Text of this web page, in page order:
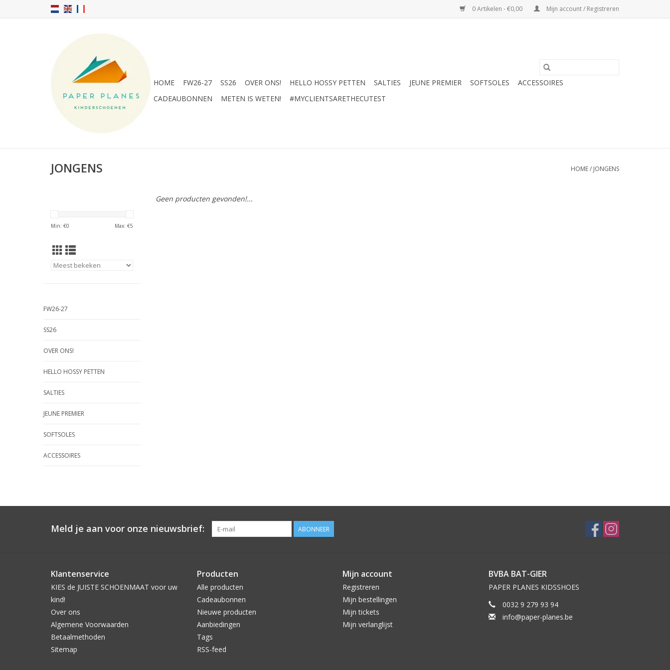
0 Artikelen - €0,00 Mijn account / Registreren
HOME FW26-27 SS26 OVER ONS! HELLO HOSSY PETTEN SALTIES JEUNE PREMIER SOFTSOLES
ACCESSOIRES
CADEAUBONNEN
METEN IS WETEN! #MYCLIENTSARETHECUTEST
JONGENS HOME/ JONGENS
Min: €0 Max: €5
FW26-27
SS26
OVER ONS!
HELLO HOSSY PETTEN
SALTIES
JEUNE PREMIER
SOFTSOLES
ACCESSOIRES
Geen producten gevonden!...
Meld je aan voor onze nieuwsbrief: ABONNEER
Klantenservice
KIES de JUISTE SCHOENMAAT voor uw
kind!
Over ons
Algemene Voorwaarden
Betaalmethoden
Sitemap
Producten
Alle producten
Cadeaubonnen
Nieuwe producten
Aanbiedingen
Tags
RSS-feed
Mijn account
Registreren
Mijn bestellingen
Mijn tickets
Mijn verlanglijst
BVBA BAT-GIER
PAPER PLANES KIDSSHOES
0032 9 279 93 94
info@paper-planes.be